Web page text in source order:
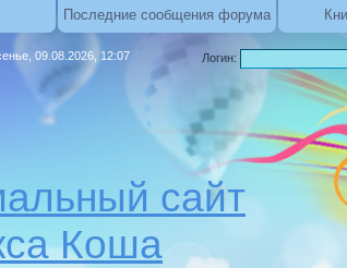
Последние сообщения форума
09.08.2026, 12:07
сайт
Коша
Логин: